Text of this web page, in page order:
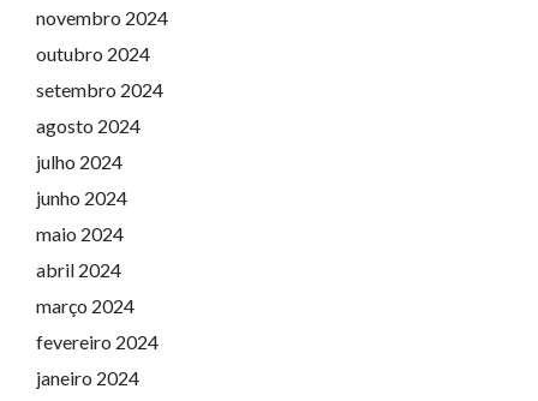
novembro 2024
outubro 2024
setembro 2024
agosto 2024
julho 2024
junho 2024
maio 2024
abril 2024
março 2024
fevereiro 2024
janeiro 2024